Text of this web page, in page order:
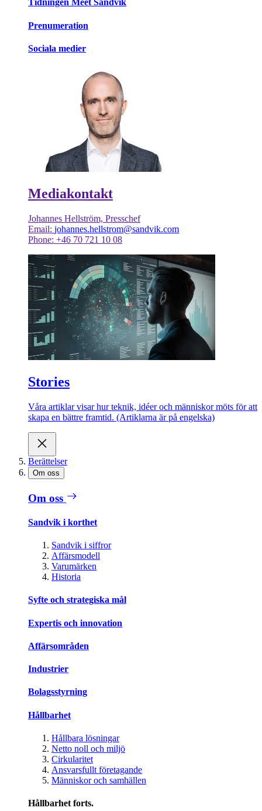
Tidningen Meet Sandvik
Prenumeration
Sociala medier
Mediakontakt
Johannes Hellström, Presschef
Email: johannes.hellstrom@sandvik.com
Phone: +46 70 721 10 08
Stories
Våra artiklar visar hur teknik, idéer och människor möts för att
skapa en bättre framtid. (Artiklarna är på engelska)
Berättelser
Om oss
Om oss
Sandvik i korthet
Sandvik i siffror
Affärsmodell
Varumärken
Historia
Syfte och strategiska mål
Expertis och innovation
Affärsområden
Industrier
Bolagsstyrning
Hållbarhet
Hållbara lösningar
Netto noll och miljö
Cirkularitet
Ansvarsfullt företagande
Människor och samhällen
Hållbarhet forts.